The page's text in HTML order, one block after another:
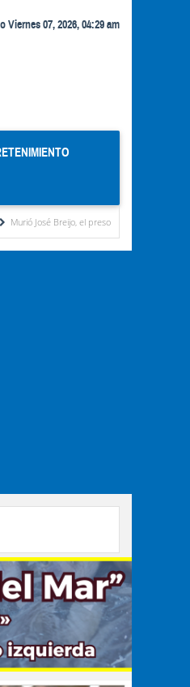
Viernes 07, 2026, 04:29 am
el preso político uruguayo-venezolano bajo